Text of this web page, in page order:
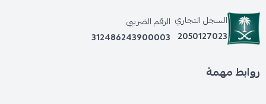
السجل التجاري
2050127023
الرقم الضريبي
312486243900003
روابط مهمة